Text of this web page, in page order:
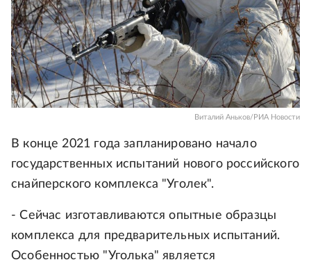
Виталий Аньков/РИА Новости
В конце 2021 года запланировано начало
государственных испытаний нового российского
снайперского комплекса "Уголек".
- Сейчас изготавливаются опытные образцы
комплекса для предварительных испытаний.
Особенностью "Уголька" является